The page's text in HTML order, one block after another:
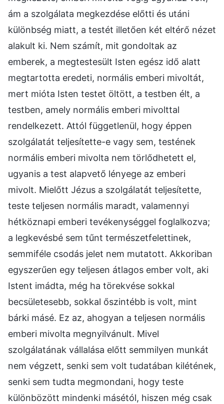
ám a szolgálata megkezdése előtti és utáni
különbség miatt, a testét illetően két eltérő nézet
alakult ki. Nem számít, mit gondoltak az
emberek, a megtestesült Isten egész idő alatt
megtartotta eredeti, normális emberi mivoltát,
mert mióta Isten testet öltött, a testben élt, a
testben, amely normális emberi mivolttal
rendelkezett. Attól függetlenül, hogy éppen
szolgálatát teljesítette-e vagy sem, testének
normális emberi mivolta nem törlődhetett el,
ugyanis a test alapvető lényege az emberi
mivolt. Mielőtt Jézus a szolgálatát teljesítette,
teste teljesen normális maradt, valamennyi
hétköznapi emberi tevékenységgel foglalkozva;
a legkevésbé sem tűnt természetfelettinek,
semmiféle csodás jelet nem mutatott. Akkoriban
egyszerűen egy teljesen átlagos ember volt, aki
Istent imádta, még ha törekvése sokkal
becsületesebb, sokkal őszintébb is volt, mint
bárki másé. Ez az, ahogyan a teljesen normális
emberi mivolta megnyilvánult. Mivel
szolgálatának vállalása előtt semmilyen munkát
nem végzett, senki sem volt tudatában kilétének,
senki sem tudta megmondani, hogy teste
különbözött mindenki másétól, hiszen még csak